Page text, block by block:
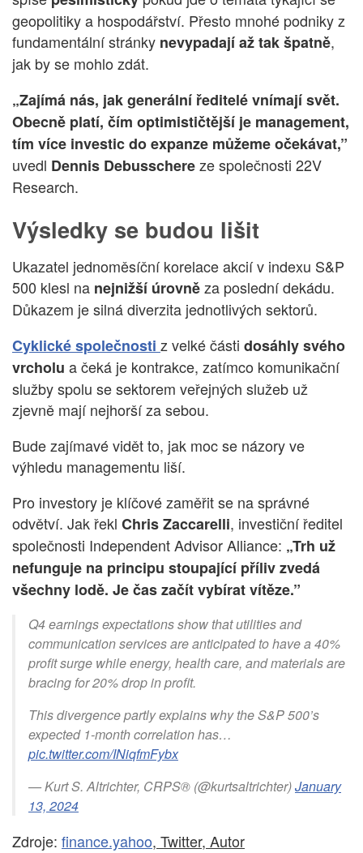
geopolitiky a hospodářství. Přesto mnohé podniky z
fundamentální stránky nevypadají až tak špatně,
jak by se mohlo zdát.
„Zajímá nás, jak generální ředitelé vnímají svět.
Obecně platí, čím optimističtější je management,
tím více investic do expanze můžeme očekávat,”
uvedl Dennis Debusschereze společnosti 22V
Research.
Výsledky se budou lišit
Ukazatel jednoměsíční korelace akcií v indexu S&P
500 klesl na nejnižší úrovněza poslední dekádu.
Důkazem je silná diverzita jednotlivých sektorů.
Cyklické společnosti z velké části dosáhly svého
vrcholu a čeká je kontrakce, zatímco komunikační
služby spolu se sektorem veřejných služeb už
zjevně mají nejhorší za sebou.
Bude zajímavé vidět to, jak moc se názory ve
výhledu managementu liší.
Pro investory je klíčové zaměřit se na správné
odvětví. Jak řekl Chris Zaccarelli, investiční ředitel
společnosti Independent Advisor Alliance: „Trh už
nefunguje na principu stoupající příliv zvedá
všechny lodě. Je čas začít vybírat vítěze.”
Q4 earnings expectations show that utilities and
communication services are anticipated to have a 40%
profit surge while energy, health care, and materials are
bracing for 20% drop in profit.
This divergence partly explains why the S&P 500’s
expected 1-month correlation has…
pic.twitter.com/INiqfmFybx
— Kurt S. Altrichter, CRPS® (@kurtsaltrichter)January
13, 2024
Zdroje: finance.yahoo, Twitter, Autor